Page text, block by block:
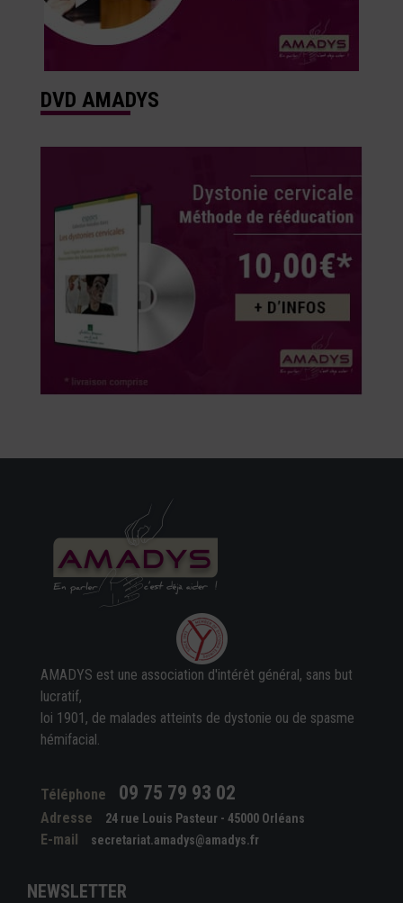
DVD AMADYS
AMADYS est une association d'intérêt général, sans but
lucratif,
loi 1901, de malades atteints de dystonie ou de spasme
hémifacial.
Téléphone 09 75 79 93 02
Adresse 24 rue Louis Pasteur - 45000 Orléans
E-mail secretariat.amadys@amadys.fr
NEWSLETTER